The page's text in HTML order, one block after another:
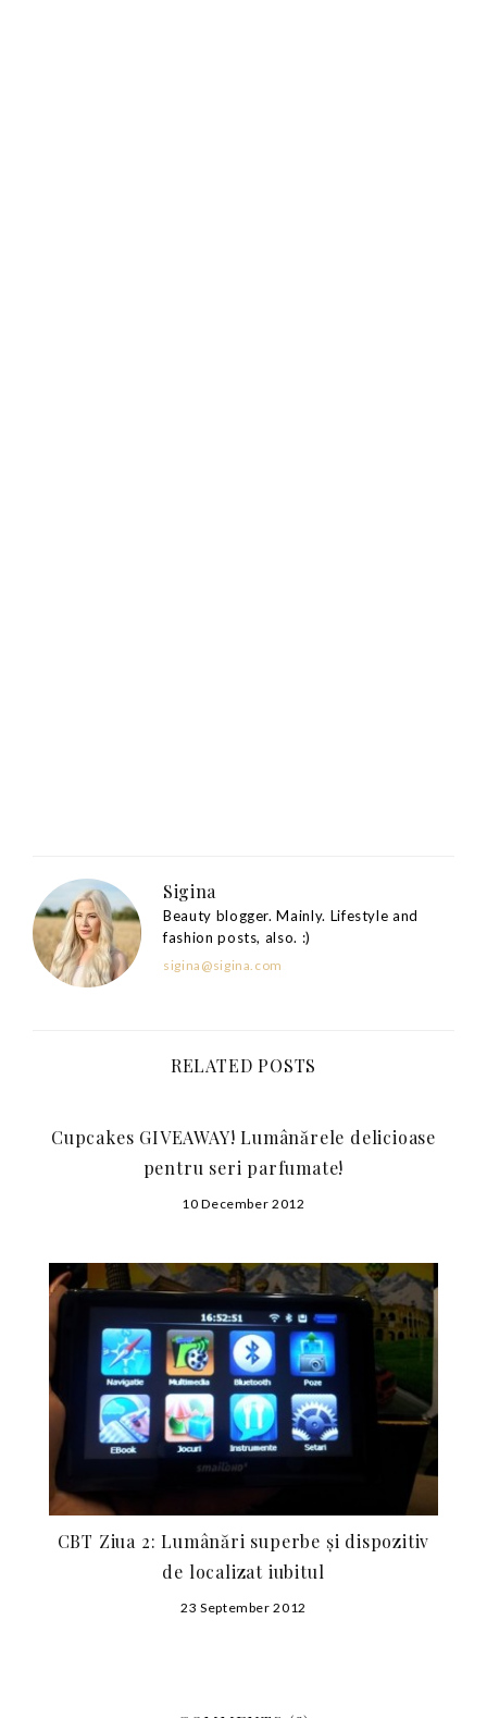
Sigina
Beauty blogger. Mainly. Lifestyle and
fashion posts, also. :)
sigina@sigina.com
RELATED POSTS
Cupcakes GIVEAWAY! Lumânărele delicioase
pentru seri parfumate!
10 December 2012
CBT Ziua 2: Lumânări superbe și dispozitiv
de localizat iubitul
23 September 2012